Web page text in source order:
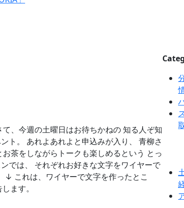
、今週の土曜日はお待ちかねの 知る人ぞ知
ト。 あれよあれよと申込みが入り、 青柳さ
茶をしながらトークも楽しめるという とっ
では、 それぞれお好きな文字をワイヤーで
↓ これは、ワイヤーで文字を作ったとこ
ます。